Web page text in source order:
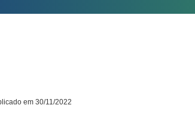
em 30/11/2022